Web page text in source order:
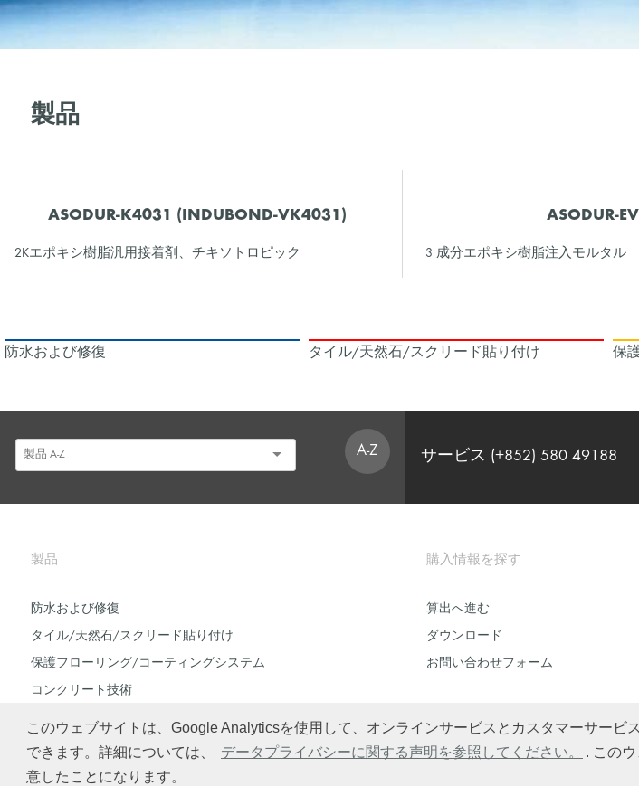
このウェブサイトは、Google Analyticsを使用して、オンラインサービスとカスタマーサービ
できます。詳細については、
データプライバシーに関する声明を参照してください。
. この
意したことになります。
製品
ASODUR-K4031 (INDUBOND-VK4031)
2Kエポキシ樹脂汎用接着剤、チキソトロピック
ASODUR-
3 成分エポキシ樹脂注入モルタル
防水および修復 タイル/天然石/スクリード貼り付け 保
A-Z サービス (+852) 580 49188
製品
防水および修復
タイル/天然石/スクリード貼り付け
保護フローリング/コーティングシステム
コンクリート技術
購入情報を探す
算出へ進む
ダウンロード
お問い合わせフォーム